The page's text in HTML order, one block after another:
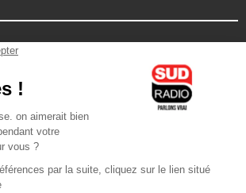
/ Android
l'application